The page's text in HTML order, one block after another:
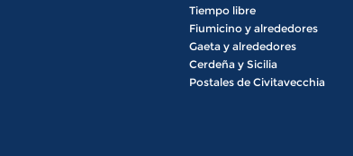
Tiempo libre
Fiumicino y alrededores
Gaeta y alrededores
Cerdeña y Sicilia
Postales de Civitavecchia